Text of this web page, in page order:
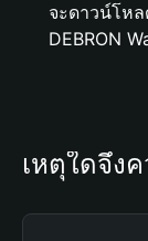
จะดาวน์โห
DEBRON
เหตุใดจึง